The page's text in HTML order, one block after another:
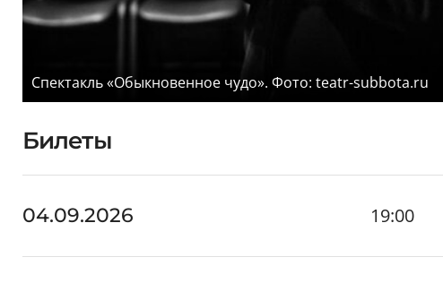
Спектакль «Обыкновенное чудо». Фото: teatr-subbota.ru
Билеты
04.09.2026 19:00